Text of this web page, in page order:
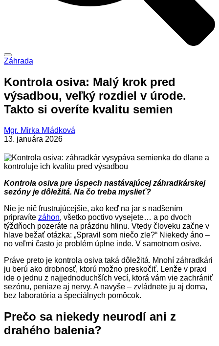
Záhrada
Kontrola osiva: Malý krok pred
výsadbou, veľký rozdiel v úrode.
Takto si overíte kvalitu semien
Mgr. Mirka Mládková
13. januára 2026
Kontrola osiva pre úspech nastávajúcej záhradkárskej
sezóny je dôležitá. Na čo treba myslieť?
Nie je nič frustrujúcejšie, ako keď na jar s nadšením
pripravíte záhon, všetko poctivo vysejete… a po dvoch
týždňoch pozeráte na prázdnu hlinu. Vtedy človeku začne v
hlave bežať otázka: „Spravil som niečo zle?“ Niekedy áno –
no veľmi často je problém úplne inde. V samotnom osive.
Práve preto je kontrola osiva taká dôležitá. Mnohí záhradkári
ju berú ako drobnosť, ktorú možno preskočiť. Lenže v praxi
ide o jednu z najjednoduchších vecí, ktorá vám vie zachrániť
sezónu, peniaze aj nervy. A navyše – zvládnete ju aj doma,
bez laboratória a špeciálnych pomôcok.
Prečo sa niekedy neurodí ani z
drahého balenia?